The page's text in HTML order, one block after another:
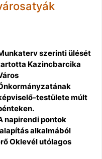
szerinti ülését
Kazincbarcika
testülete múlt
napirendi pontok
alkalmából
Oklevél utólagos